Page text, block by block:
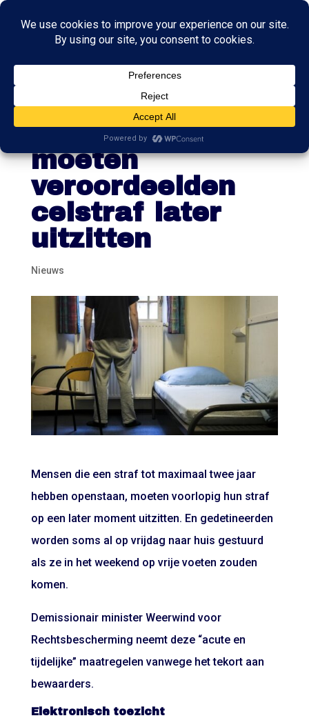
Vanwege
personeelstekort
moeten
veroordeelden
celstraf later
uitzitten
Nieuws
Mensen die een straf tot maximaal twee jaar
hebben openstaan, moeten voorlopig hun straf
op een later moment uitzitten. En gedetineerden
worden soms al op vrijdag naar huis gestuurd
als ze in het weekend op vrije voeten zouden
komen.
Demissionair minister Weerwind voor
Rechtsbescherming neemt deze “acute en
tijdelijke” maatregelen vanwege het tekort aan
bewaarders.
Elektronisch toezicht